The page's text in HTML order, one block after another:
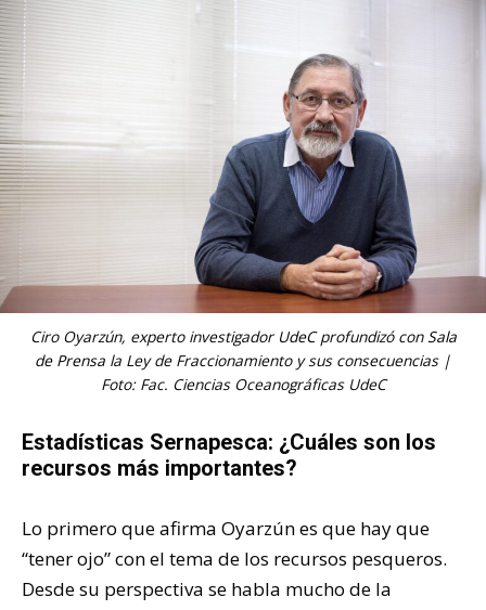
Ciro Oyarzún, experto investigador UdeCprofundizó conSala
de Prensa la Ley de Fraccionamiento y sus consecuencias |
Foto: Fac. Ciencias Oceanográficas UdeC
Estadísticas Sernapesca: ¿Cuáles son los
recursos más importantes?
Lo primero que afirma Oyarzún es que hay que
“tener ojo” con el tema de los recursos pesqueros.
Desde su perspectiva se habla mucho de la